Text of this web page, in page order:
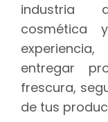
industria
cosmética
entregar
frescura,
de tus